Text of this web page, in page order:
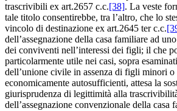
trascrivibili ex art.2657 c.c.[38]. La veste
tale titolo consentirebbe, tra l’altro, che lo
vincolo di destinazione ex art.2645 ter c.c.
dell’assegnazione della casa familiare ad
dei conviventi nell’interessi dei figli; il che
particolarmente utile nei casi, sopra
dell’unione civile in assenza di figli minori o
economicamente autosufficienti, attesa la
giurisprudenza di legittimità alla
dell’assegnazione convenzionale della casa